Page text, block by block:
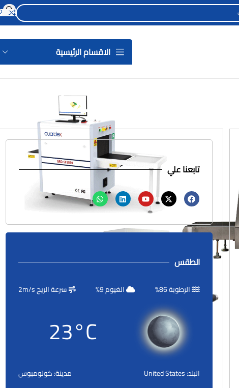
الاقسام الرئيسية
تابعنا علي
الطقس
مدينة: كولومبوس البلد: United States
23°C
الرطوبة86
% الغيوم9
% سرعة الريح 2m/s